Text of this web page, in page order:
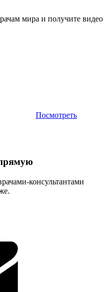
мира и получите видео
Посмотреть
консультантами